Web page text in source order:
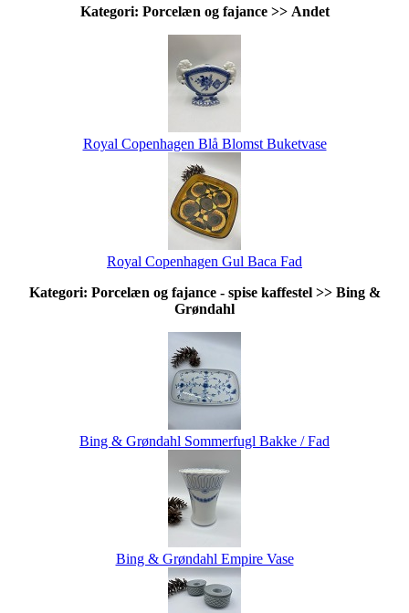
Kategori: Porcelæn og fajance >> Andet
Royal Copenhagen Blå Blomst Buketvase
Royal Copenhagen Gul Baca Fad
Kategori: Porcelæn og fajance - spise kaffestel >> Bing &
Grøndahl
Bing & Grøndahl Sommerfugl Bakke / Fad
Bing & Grøndahl Empire Vase